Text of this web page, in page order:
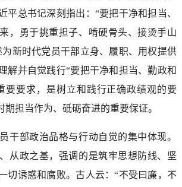
平总书记深刻指出：“要把干净和担当、
，勇于挑重担子、啃硬骨头、接烫手山
为新时代党员干部立身、履职、用权提供
解并自觉践行“要把干净和担当、勤政和
要要求，是树立和践行正确政绩观的要
期担当作为、砥砺奋进的重要保证。
干部政治品格与行动自觉的集中体现。
从政之基，强调的是筑牢思想防线、坚
切诱惑和腐败。古人云：“不受曰廉，不